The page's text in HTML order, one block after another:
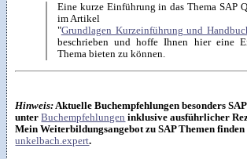
Eine kurze Einführung in das Thema SAP
im Artikel
"Grundlagen Kurzeinführung und
beschrieben und hoffe Ihnen hier eine
Thema bieten zu können.
Hinweis:Aktuelle Buchempfehlungen besonders
unterBuchempfehlungen inklusive ausführlicher
Mein Weiterbildungsangebot zu SAP Themen finden
unkelbach.expert.